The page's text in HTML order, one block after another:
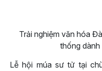
Trải nghiệm văn hóa
thống
Lễ hội múa sư tử tại